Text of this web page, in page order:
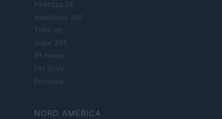
Finanzas 24
Investindo 365
Think.es
Viajar 365
ES Newz
Pet Story
Encocina
NORD AMERICA